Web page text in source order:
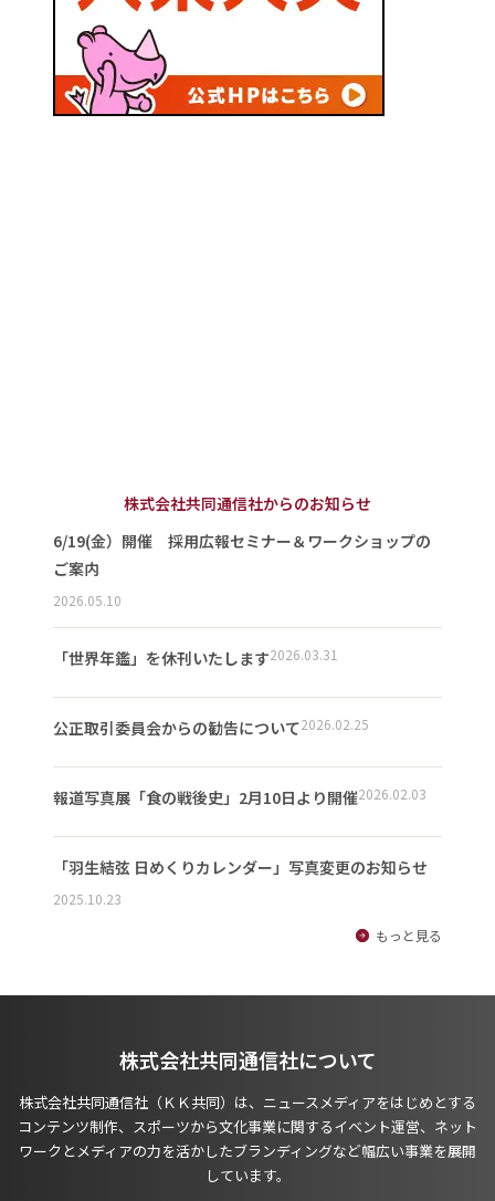
株式会社共同通信社からのお知らせ
6/19(金）開催 採用広報セミナー＆ワークショップの
ご案内
2026.05.10
「世界年鑑」を休刊いたします2026.03.31
公正取引委員会からの勧告について2026.02.25
報道写真展「食の戦後史」2月10日より開催2026.02.03
「羽生結弦 日めくりカレンダー」写真変更のお知らせ
2025.10.23
もっと見る
株式会社共同通信社について
株式会社共同通信社（ＫＫ共同）は、ニュースメディアをはじめとする
コンテンツ制作、スポーツから文化事業に関するイベント運営、ネット
ワークとメディアの力を活かしたブランディングなど幅広い事業を展開
しています。